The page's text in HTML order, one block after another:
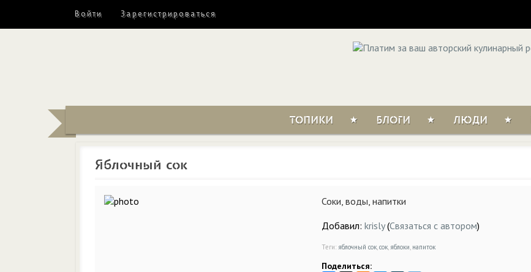
Войти Зарегистрироваться
ТОПИКИ БЛОГИ ЛЮДИ
Яблочный сок
Соки, воды, напитки
Добавил: krisly(Связаться с автором)
Теги: яблочный сок,сок, яблоки, напиток
Поделиться: